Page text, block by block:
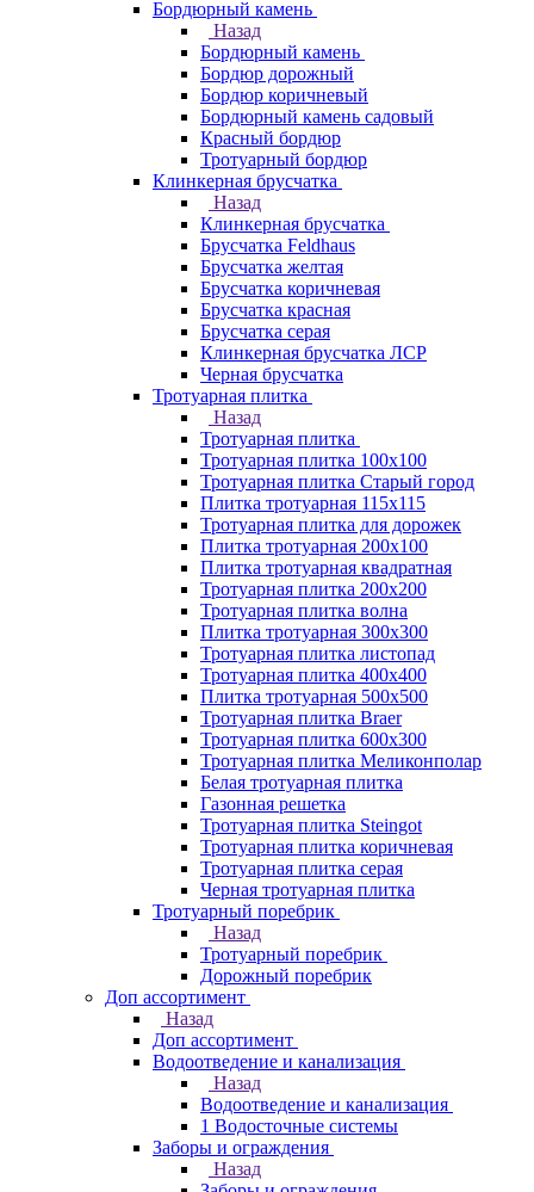
Бордюрный камень
Назад
Бордюрный камень
Бордюр дорожный
Бордюр коричневый
Бордюрный камень садовый
Красный бордюр
Тротуарный бордюр
Клинкерная брусчатка
Назад
Клинкерная брусчатка
Брусчатка Feldhaus
Брусчатка желтая
Брусчатка коричневая
Брусчатка красная
Брусчатка серая
Клинкерная брусчатка ЛСР
Черная брусчатка
Тротуарная плитка
Назад
Тротуарная плитка
Тротуарная плитка 100x100
Тротуарная плитка Старый город
Плитка тротуарная 115x115
Тротуарная плитка для дорожек
Плитка тротуарная 200х100
Плитка тротуарная квадратная
Тротуарная плитка 200х200
Тротуарная плитка волна
Плитка тротуарная 300х300
Тротуарная плитка листопад
Тротуарная плитка 400х400
Плитка тротуарная 500x500
Тротуарная плитка Braer
Тротуарная плитка 600х300
Тротуарная плитка Меликонполар
Белая тротуарная плитка
Газонная решетка
Тротуарная плитка Steingot
Тротуарная плитка коричневая
Тротуарная плитка серая
Черная тротуарная плитка
Тротуарный поребрик
Назад
Тротуарный поребрик
Дорожный поребрик
Доп ассортимент
Назад
Доп ассортимент
Водоотведение и канализация
Назад
Водоотведение и канализация
1 Водосточные системы
Заборы и ограждения
Назад